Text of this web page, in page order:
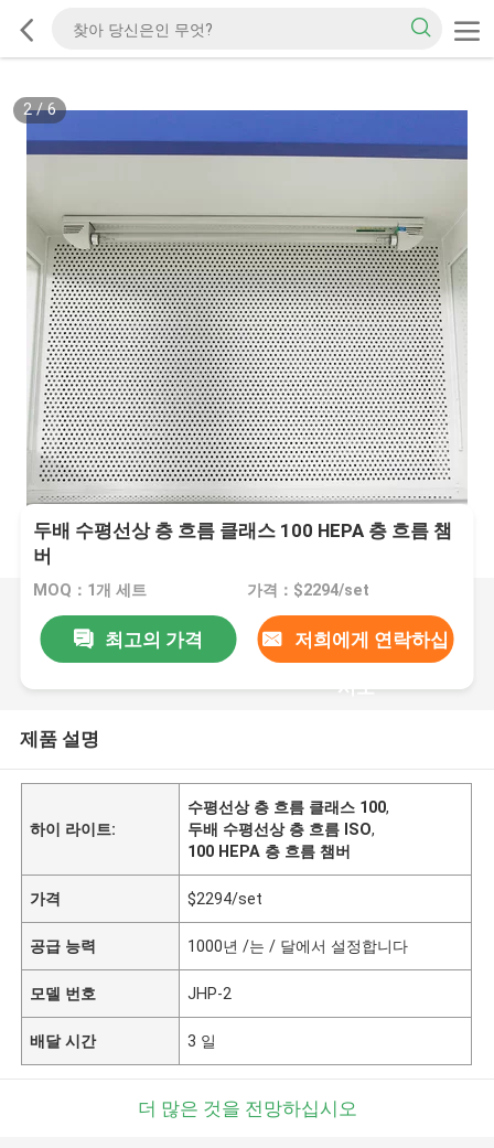
2/6
두배 수평선상 층 흐름 클래스 100 HEPA 층 흐름 챔
버
MOQ：1개 세트 가격：$2294/set
최고의 가격 저희에게 연락하십
시오
제품 설명
하이 라이트:
수평선상 층 흐름 클래스 100,
두배 수평선상 층 흐름 ISO,
100 HEPA 층 흐름 챔버
가격 $2294/set
공급 능력 1000년 /는 / 달에서 설정합니다
모델 번호 JHP-2
배달 시간 3 일
더 많은 것을 전망하십시오